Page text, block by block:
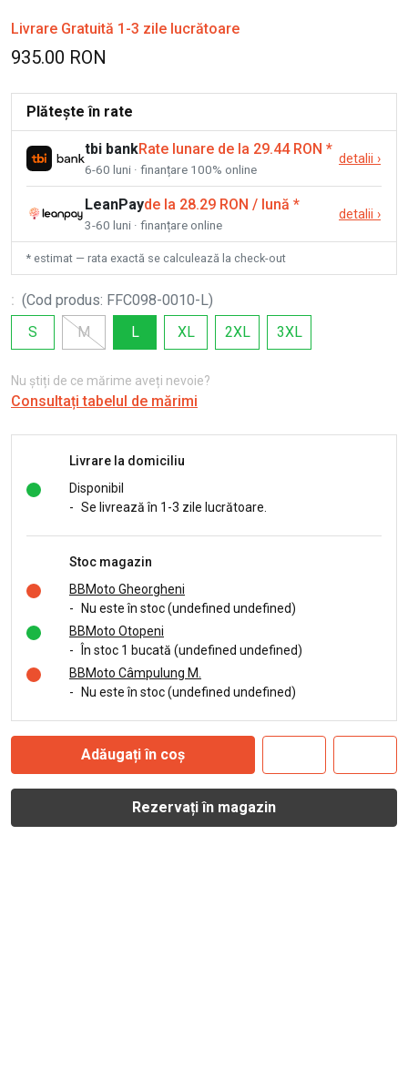
Livrare Gratuită 1-3 zile lucrătoare
935.00 RON
Plătește în rate
tbi bankRate lunare de la 29.44 RON *
6-60 luni · finanțare 100% online
detalii ›
LeanPayde la 28.29 RON / lună *
3-60 luni · finanțare online
detalii ›
* estimat — rata exactă se calculează la check-out
: (Cod produs: FFC098-0010-L)
S
M L XL 2XL 3XL
Nu știți de ce mărime aveți nevoie?
Consultați tabelul de mărimi
Livrare la domiciliu
Disponibil
- Se livrează în 1-3 zile lucrătoare.
Stoc magazin
BBMoto Gheorgheni
-
Nu este în stoc (undefined undefined)
BBMoto Otopeni
-
În stoc 1 bucată (undefined undefined)
BBMoto Câmpulung M.
-
Nu este în stoc (undefined undefined)
Adăugați în coș
Rezervați în magazin